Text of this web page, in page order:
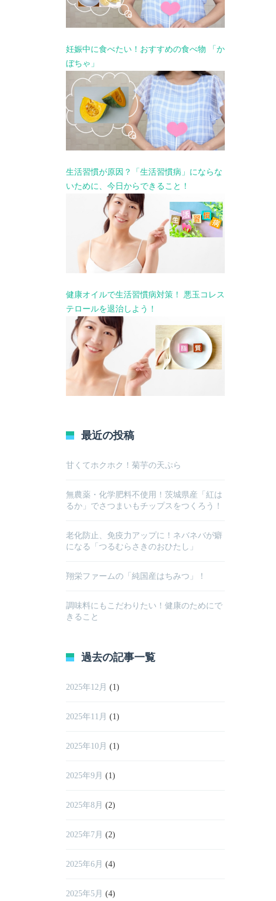
妊娠中に食べたい！おすすめの食べ物 「か
ぼちゃ」
生活習慣が原因？「生活習慣病」にならな
いために、今日からできること！
健康オイルで生活習慣病対策！ 悪玉コレス
テロールを退治しよう！
最近の投稿
甘くてホクホク！菊芋の天ぷら
無農薬・化学肥料不使用！茨城県産「紅は
るか」でさつまいもチップスをつくろう！
老化防止、免疫力アップに！ネバネバが癖
になる「つるむらさきのおひたし」
翔栄ファームの「純国産はちみつ」！
調味料にもこだわりたい！健康のためにで
きること
過去の記事一覧
2025年12月 (1)
2025年11月 (1)
2025年10月 (1)
2025年9月 (1)
2025年8月 (2)
2025年7月 (2)
2025年6月 (4)
2025年5月 (4)